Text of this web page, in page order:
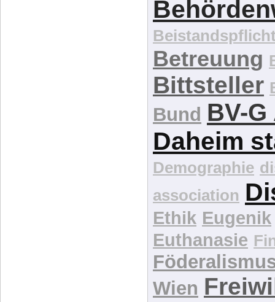
Betreuung
Bittsteller
Bund BV-
Daheim
Demographie
association
Ethik Eugenik
Euthanasie
Wien